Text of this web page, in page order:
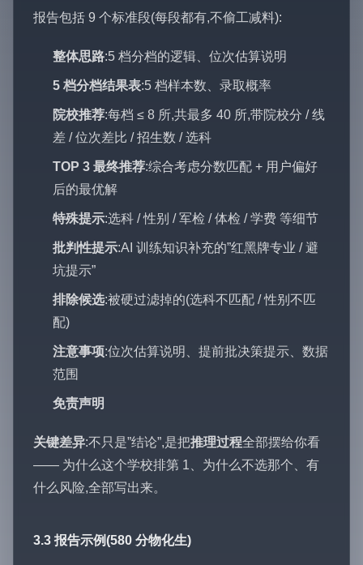
报告包括 9 个标准段(每段都有,不偷工减料):
整体思路:5 档分档的逻辑、位次估算说明
5 档分档结果表:5 档样本数、录取概率
院校推荐:每档 ≤ 8 所,共最多 40 所,带院校分 / 线
差 / 位次差比 / 招生数 / 选科
TOP 3 最终推荐:综合考虑分数匹配 + 用户偏好
后的最优解
特殊提示:选科 / 性别 / 军检 / 体检 / 学费 等细节
批判性提示:AI 训练知识补充的”红黑牌专业 / 避
坑提示”
排除候选:被硬过滤掉的(选科不匹配 / 性别不匹
配)
注意事项:位次估算说明、提前批决策提示、数据
范围
免责声明
关键差异:不只是”结论”,是把推理过程全部摆给你看
—— 为什么这个学校排第 1、为什么不选那个、有
什么风险,全部写出来。
3.3 报告示例(580 分物化生)